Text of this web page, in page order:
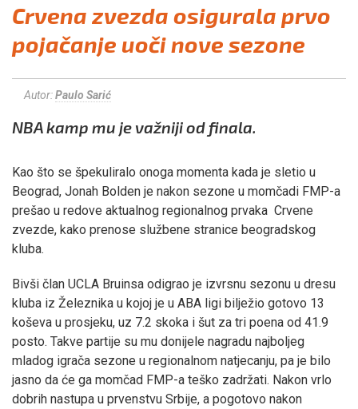
Crvena zvezda osigurala prvo
pojačanje uoči nove sezone
Autor:Paulo Sarić
NBA kamp mu je važniji od finala.
Kao što se špekuliralo onoga momenta kada je sletio u
Beograd, Jonah Bolden je nakon sezone u momčadi FMP-a
prešao u redove aktualnog regionalnog prvaka Crvene
zvezde, kako prenose službene stranice beogradskog
kluba.
Bivši član UCLA Bruinsa odigrao je izvrsnu sezonu u dresu
kluba iz Železnika u kojoj je u ABA ligi bilježio gotovo 13
koševa u prosjeku, uz 7.2 skoka i šut za tri poena od 41.9
posto. Takve partije su mu donijele nagradu najboljeg
mladog igrača sezone u regionalnom natjecanju, pa je bilo
jasno da će ga momčad FMP-a teško zadržati. Nakon vrlo
dobrih nastupa u prvenstvu Srbije, a pogotovo nakon